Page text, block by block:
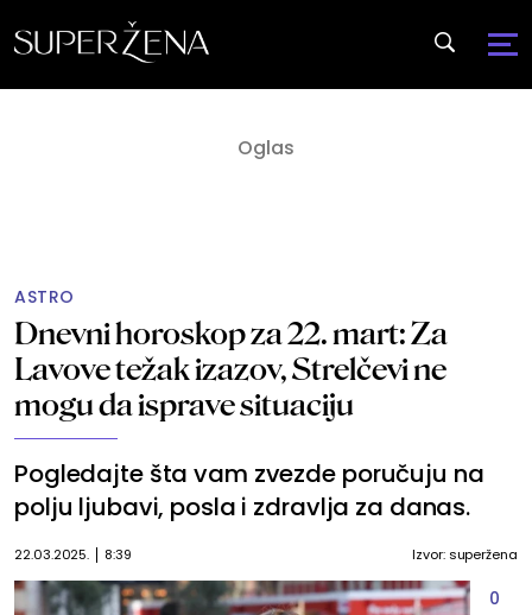
ASTRO
Dnevni horoskop za 22. mart: Za
Lavove težak izazov, Strelčevi ne
mogu da isprave situaciju
Pogledajte šta vam zvezde poručuju na
polju ljubavi, posla i zdravlja za danas.
22.03.2025. 8:39 Izvor: superžena
0